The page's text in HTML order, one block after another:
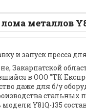
металлов
и запуск пресса
Закарпатской
в ООО "ТК
даже для б/у
стальных
Y81Q-135